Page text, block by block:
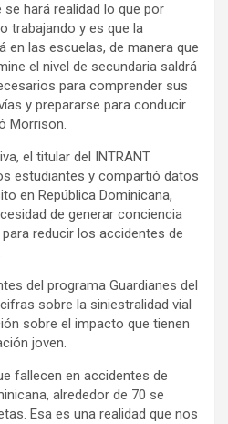
se hará realidad lo que por
trabajando y es que la
en las escuelas, de manera que
el nivel de secundaria saldrá
para comprender sus
y prepararse para conducir
Morrison.
el titular del INTRANT
estudiantes y compartió datos
en República Dominicana,
de generar conciencia
reducir los accidentes de
del programa Guardianes del
sobre la siniestralidad vial
sobre el impacto que tienen
joven.
fallecen en accidentes de
alrededor de 70 se
Esa es una realidad que nos